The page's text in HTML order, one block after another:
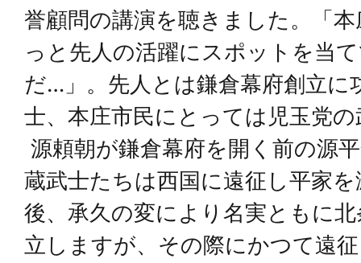
誉顧問の講演を聴きました。「
っと先人の活躍にスポットを当
だ…」。先人とは鎌倉幕府創立に
士、本庄市民にとっては児玉党
源頼朝が鎌倉幕府を開く前の源
蔵武士たちは西国に遠征し平家
後、承久の変により名実ともに
立しますが、その際にかつて遠